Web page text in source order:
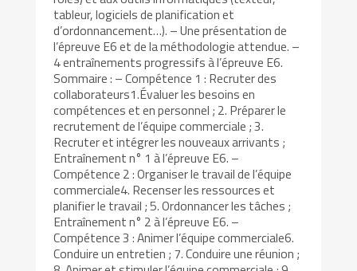
tableur, logiciels de planification et
d’ordonnancement…). – Une présentation de
l’épreuve E6 et de la méthodologie attendue. –
4 entraînements progressifs à l’épreuve E6.
Sommaire : – Compétence 1 : Recruter des
collaborateurs1.Évaluer les besoins en
compétences et en personnel ; 2. Préparer le
recrutement de l’équipe commerciale ; 3.
Recruter et intégrer les nouveaux arrivants ;
Entraînement n° 1 à l’épreuve E6. –
Compétence 2 : Organiser le travail de l’équipe
commerciale4. Recenser les ressources et
planifier le travail ; 5. Ordonnancer les tâches ;
Entraînement n° 2 à l’épreuve E6. –
Compétence 3 : Animer l’équipe commerciale6.
Conduire un entretien ; 7. Conduire une réunion ;